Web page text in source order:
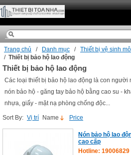
Trang chủ / Danh mục / Thiết bị vệ sinh
/ Thiết bị bảo hộ lao động
Thiết bị bảo hộ lao động
Các loại thiết bị bảo hộ lao động là con người
nón bảo hộ - găng tay bảo hộ bằng cao su -
nhựa, giấy - mặt nạ phòng chống độc...
Sort By: Vị trí Name Price
Nón bảo hộ lao
cao cấp
Hotline: 19006829